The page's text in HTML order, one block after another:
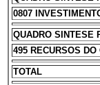
0807
QUADRO SINTESE
495 RECURSOS
TOTAL